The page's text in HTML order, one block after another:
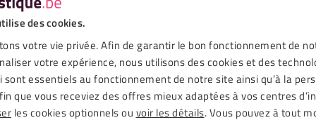
des cookies.
votre vie privée. Afin de garantir le bon fonctionnement de
votre expérience, nous utilisons des cookies et des
sont essentiels au fonctionnement de notre site ainsi qu’à la
que vous receviez des offres mieux adaptées à vos centres
les cookies optionnels ou voir les détails. Vous pouvez à tout
Lisse, Miroir sur le devant
Intérieur
Oui